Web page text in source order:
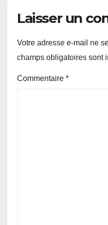
Laisser un
Votre adresse e-mail ne
champs obligatoires sont
Commentaire *